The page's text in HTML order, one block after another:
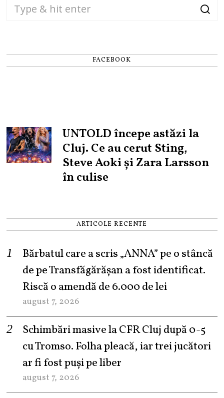
FACEBOOK
UNTOLD începe astăzi la
Cluj. Ce au cerut Sting,
Steve Aoki și Zara Larsson
în culise
ARTICOLE RECENTE
Bărbatul care a scris „ANNA” pe o stâncă
de pe Transfăgărășan a fost identificat.
Riscă o amendă de 6.000 de lei
august 7, 2026
Schimbări masive la CFR Cluj după 0-5
cu Tromso. Folha pleacă, iar trei jucători
ar fi fost puși pe liber
august 7, 2026